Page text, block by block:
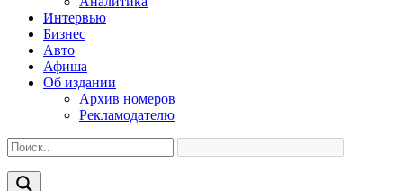
Интервью
Бизнес
Авто
Афиша
Об издании
Архив номеров
Рекламодателю